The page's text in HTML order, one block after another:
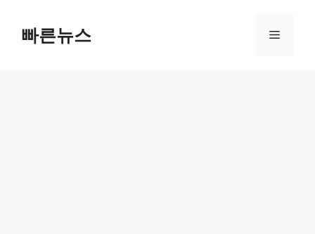
content빠른뉴스 Menu